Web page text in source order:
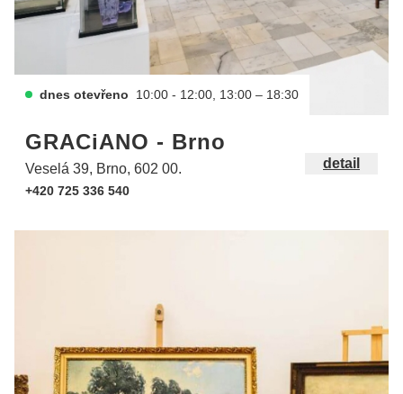
dnes otevřeno 10:00 - 12:00, 13:00 – 18:30
GRACiANO - Brno
Veselá 39, Brno, 602 00.
+420 725 336 540
detail